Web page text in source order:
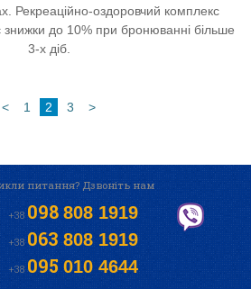
Рекреаційно-оздоровчий комплекс
знижки до 10% при бронюванні більше
3-х діб.
< 1 2 3 >
питання? Дзвоніть нам
+38 098808 1919
+38063808 1919
+38 095010 4644